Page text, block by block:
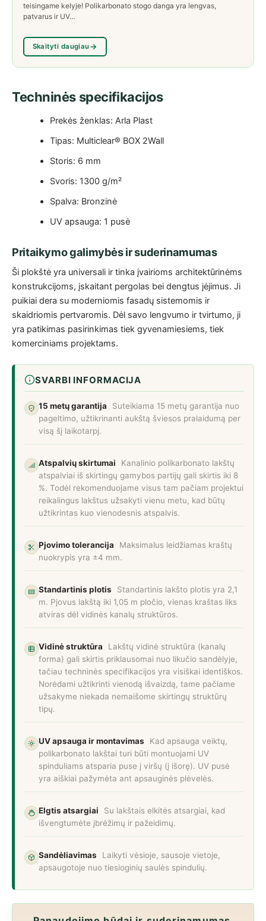
teisingame kelyje! Polikarbonato stogo danga yra lengvas,
patvarus ir UV…
Skaityti daugiau
Techninės specifikacijos
Prekės ženklas: Arla Plast
Tipas: Multiclear® BOX 2Wall
Storis: 6 mm
Svoris: 1300 g/m²
Spalva: Bronzinė
UV apsauga: 1 pusė
Pritaikymo galimybės ir suderinamumas
Ši plokštė yra universali ir tinka įvairioms architektūrinėms
konstrukcijoms, įskaitant pergolas bei dengtus įėjimus. Ji
puikiai dera su moderniomis fasadų sistemomis ir
skaidriomis pertvaromis. Dėl savo lengvumo ir tvirtumo, ji
yra patikimas pasirinkimas tiek gyvenamiesiems, tiek
komerciniams projektams.
SVARBI INFORMACIJA
15 metų garantija
Suteikiama 15 metų garantija nuo
pageltimo, užtikrinanti aukštą šviesos pralaidumą per
visą šį laikotarpį.
Atspalvių skirtumai
Kanalinio polikarbonato lakštų
atspalviai iš skirtingų gamybos partijų gali skirtis iki 8
%. Todėl rekomenduojame visus tam pačiam projektui
reikalingus lakštus užsakyti vienu metu, kad būtų
užtikrintas kuo vienodesnis atspalvis.
Pjovimo tolerancija
Maksimalus leidžiamas kraštų
nuokrypis yra ±4 mm.
Standartinis plotis
Standartinis lakšto plotis yra 2,1
m. Pjovus lakštą iki 1,05 m pločio, vienas kraštas liks
atviras dėl vidinės kanalų struktūros.
Vidinė struktūra
Lakštų vidinė struktūra (kanalų
forma) gali skirtis priklausomai nuo likučio sandėlyje,
tačiau techninės specifikacijos yra visiškai identiškos.
Norėdami užtikrinti vienodą išvaizdą, tame pačiame
užsakyme niekada nemaišome skirtingų struktūrų
tipų.
UV apsauga ir montavimas
Kad apsauga veiktų,
polikarbonato lakštai turi būti montuojami UV
spinduliams atsparia puse į viršų (į išorę). UV pusė
yra aiškiai pažymėta ant apsauginės plėvelės.
Elgtis atsargiai
Su lakštais elkitės atsargiai, kad
išvengtumėte įbrėžimų ir pažeidimų.
Sandėliavimas
Laikyti vėsioje, sausoje vietoje,
apsaugotoje nuo tiesioginių saulės spindulių.